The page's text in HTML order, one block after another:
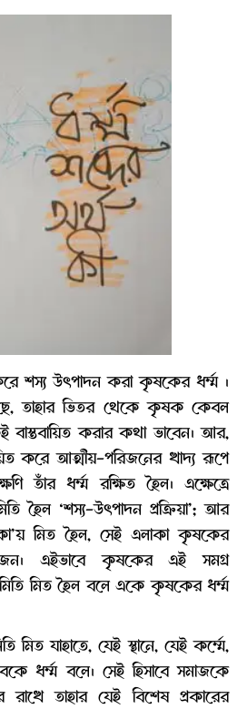
উৎপাদন করা কৃষকের ধর্ম্ম ।
তাহার ভিতর থেকে কৃষক কেবল
বাস্তবায়িত করার কথা ভাবেন। আর,
করে আত্মীয়-পরিজনের খাদ্য রূপে
তাঁর ধর্ম্ম রক্ষিত হৈল। এক্ষেত্রে
হৈল ‘শস্য-উৎপাদন প্রক্রিয়া’; আর
মিত হৈল, সেই এলাকা কৃষকের
এইভাবে কৃষকের এই সমগ্র
মিত হৈল বলে একে কৃষকের ধর্ম্ম
মিত যাহাতে, যেই স্থানে, যেই কর্ম্মে,
ধর্ম্ম বলে। সেই হিসাবে সমাজকে
তাহার যেই বিশেষ প্রকারের